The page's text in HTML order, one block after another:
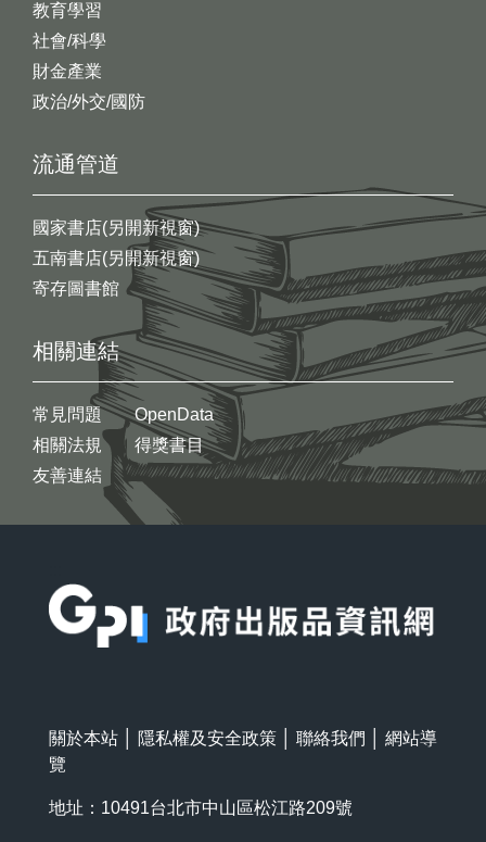
教育學習
社會/科學
財金產業
政治/外交/國防
流通管道
國家書店(另開新視窗)
五南書店(另開新視窗)
寄存圖書館
相關連結
常見問題
相關法規
友善連結
OpenData
得獎書目
關於本站 隱私權及安全政策 聯絡我們
網站導
覽
地址：10491台北市中山區松江路209號